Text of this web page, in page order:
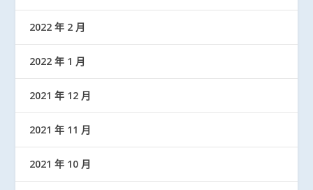
2022 年 2 月
2022 年 1 月
2021 年 12 月
2021 年 11 月
2021 年 10 月